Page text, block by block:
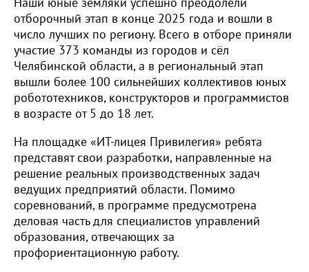
отборочный этап в конце 2025 года и вошли в
число лучших по региону. Всего в отборе приняли
участие 373 команды из городов и сёл
Челябинской области, а в региональный этап
вышли более 100 сильнейших коллективов юных
робототехников, конструкторов и программистов
в возрасте от 5 до 18 лет.
На площадке «ИТ-лицея Привилегия» ребята
представят свои разработки, направленные на
решение реальных производственных задач
ведущих предприятий области. Помимо
соревнований, в программе предусмотрена
деловая часть для специалистов управлений
образования, отвечающих за
профориентационную работу.